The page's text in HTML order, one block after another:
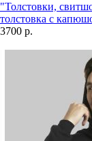
"Толстовки,
толстовка с
3700 р.